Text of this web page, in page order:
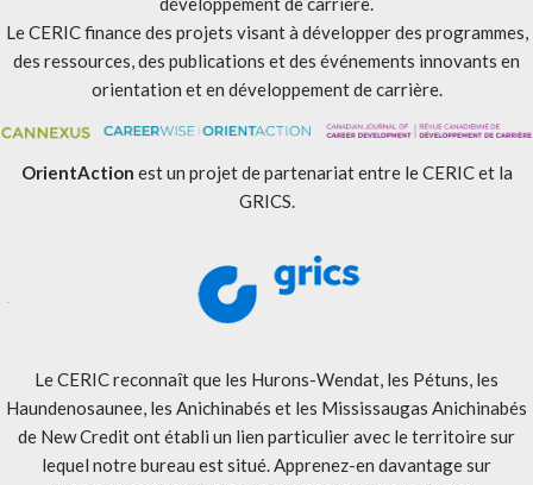
Le CERIC finance des projets visant à développer des programmes,
des ressources, des publications et des événements innovants en
orientation et en développement de carrière.
OrientAction est un projet de partenariat entre le CERIC et la
GRICS.
Le CERIC reconnaît que les Hurons-Wendat, les Pétuns, les
Haundenosaunee, les Anichinabés et les Mississaugas Anichinabés
de New Credit ont établi un lien particulier avec le territoire sur
lequel notre bureau est situé. Apprenez-en davantage sur